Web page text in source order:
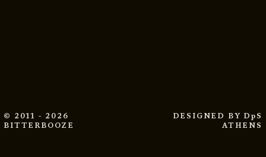
© 2011 - 2026
BITTERBOOZE
DESIGNED BY DpS
ATHENS